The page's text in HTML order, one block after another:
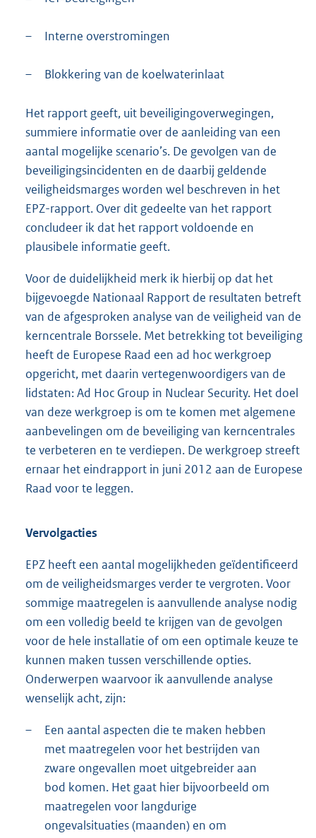
– Interne overstromingen
– Blokkering van de koelwaterinlaat
Het rapport geeft, uit beveiligingoverwegingen,
summiere informatie over de aanleiding van een
aantal mogelijke scenario’s. De gevolgen van de
beveiligingsincidenten en de daarbij geldende
veiligheidsmarges worden wel beschreven in het
EPZ-rapport. Over dit gedeelte van het rapport
concludeer ik dat het rapport voldoende en
plausibele informatie geeft.
Voor de duidelijkheid merk ik hierbij op dat het
bijgevoegde Nationaal Rapport de resultaten betreft
van de afgesproken analyse van de veiligheid van de
kerncentrale Borssele. Met betrekking tot beveiliging
heeft de Europese Raad een ad hoc werkgroep
opgericht, met daarin vertegenwoordigers van de
lidstaten: Ad Hoc Group in Nuclear Security. Het doel
van deze werkgroep is om te komen met algemene
aanbevelingen om de beveiliging van kerncentrales
te verbeteren en te verdiepen. De werkgroep streeft
ernaar het eindrapport in juni 2012 aan de Europese
Raad voor te leggen.
Vervolgacties
EPZ heeft een aantal mogelijkheden geïdentificeerd
om de veiligheidsmarges verder te vergroten. Voor
sommige maatregelen is aanvullende analyse nodig
om een volledig beeld te krijgen van de gevolgen
voor de hele installatie of om een optimale keuze te
kunnen maken tussen verschillende opties.
Onderwerpen waarvoor ik aanvullende analyse
wenselijk acht, zijn:
–
Een aantal aspecten die te maken hebben
met maatregelen voor het bestrijden van
zware ongevallen moet uitgebreider aan
bod komen. Het gaat hier bijvoorbeeld om
maatregelen voor langdurige
ongevalsituaties (maanden) en om